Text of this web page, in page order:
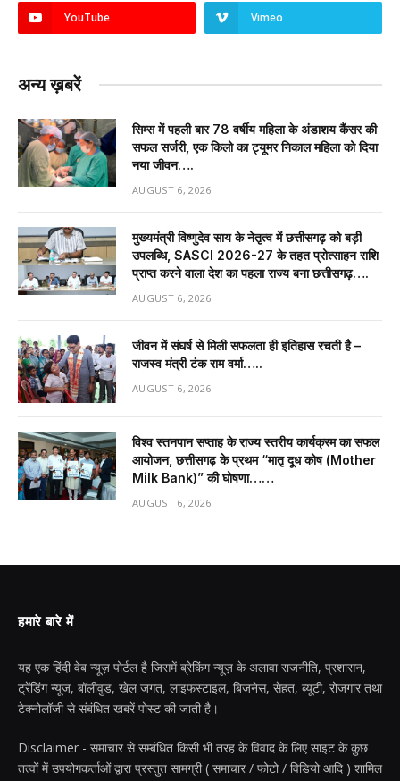
YouTube Vimeo
अन्य ख़बरें
सिम्स में पहली बार 78 वर्षीय महिला के अंडाशय कैंसर की
सफल सर्जरी, एक किलो का ट्यूमर निकाल महिला को दिया
नया जीवन….
AUGUST 6, 2026
मुख्यमंत्री विष्णुदेव साय के नेतृत्व में छत्तीसगढ़ को बड़ी
उपलब्धि, SASCI 2026-27 के तहत प्रोत्साहन राशि
प्राप्त करने वाला देश का पहला राज्य बना छत्तीसगढ़….
AUGUST 6, 2026
जीवन में संघर्ष से मिली सफलता ही इतिहास रचती है –
राजस्व मंत्री टंक राम वर्मा…..
AUGUST 6, 2026
विश्व स्तनपान सप्ताह के राज्य स्तरीय कार्यक्रम का सफल
आयोजन, छत्तीसगढ़ के प्रथम “मातृ दूध कोष (Mother
Milk Bank)” की घोषणा……
AUGUST 6, 2026
हमारे बारे में
यह एक हिंदी वेब न्यूज़ पोर्टल है जिसमें ब्रेकिंग न्यूज़ के अलावा राजनीति, प्रशासन,
ट्रेंडिंग न्यूज, बॉलीवुड, खेल जगत, लाइफस्टाइल, बिजनेस, सेहत, ब्यूटी, रोजगार तथा
टेक्नोलॉजी से संबंधित खबरें पोस्ट की जाती है।
Disclaimer - समाचार से सम्बंधित किसी भी तरह के विवाद के लिए साइट के कुछ
तत्वों में उपयोगकर्ताओं द्वारा प्रस्तुत सामग्री ( समाचार / फोटो / विडियो आदि ) शामिल